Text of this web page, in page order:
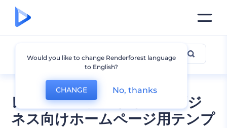
レスポンシブデザインのビジ
ネス向けホームページ用テンプ
ビジネス
Would you like to change Renderforest language
to English?
CHANGE No, thanks